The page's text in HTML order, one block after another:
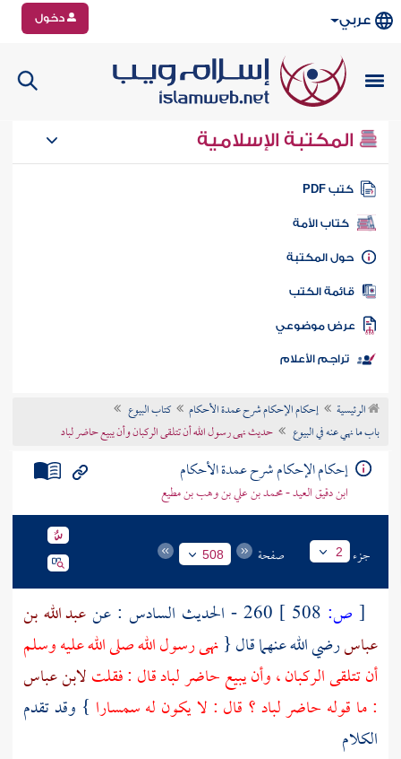
عربي دخول
المكتبة الإسلامية
كتب PDF
كتاب الأمة
المكتبة
الكتب
موضوعي
تراجم الأعلام
الرئيسية إحكام الإحكام شرح عمدة الأحكام
كتاب البيوع
باب ما نهي عنه في البيوع
حديث نهى رسول الله أن تتلقى الركبان وأن يبيع حاضر لباد
إحكام الإحكام شرح عمدة الأحكام
ابن دقيق العيد - محمد بن علي بن وهب بن مطيع
جزء 2 صفحة 508
[ ص: 260 - الحديث السادس : عن
عبد الله بن
عباسرضي الله عنهما قال {نهى رسول الله صلى الله عليه وسلم
أن تتلقى الركبان ، وأن يبيع حاضر لباد قال : فقلتلابن عباس
: ما قوله حاضر لباد ؟ قال : لا يكون له سمسارا } وقد تقدم
الكلام